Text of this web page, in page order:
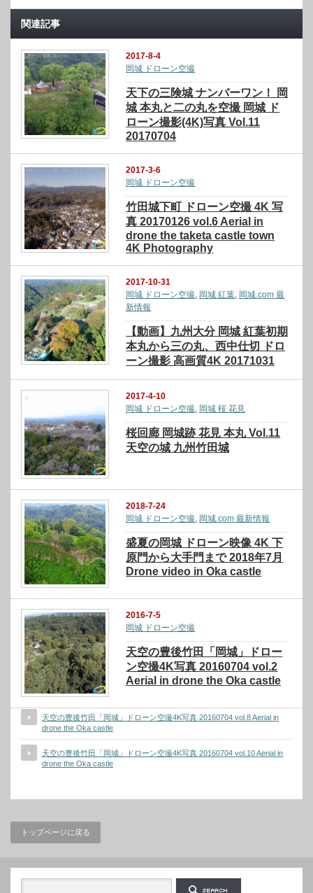
関連記事
2017-8-4
岡城 ドローン空撮
天下の三険城 ナンバーワン！ 岡
城 本丸と二の丸を空撮 岡城 ド
ローン撮影(4K)写真 Vol.11
20170704
2017-3-6
岡城 ドローン空撮
竹田城下町 ドローン空撮 4K 写
真 20170126 vol.6 Aerial in
drone the taketa castle town
4K Photography
2017-10-31
岡城 ドローン空撮, 岡城 紅葉, 岡城.com 最
新情報
【動画】九州大分 岡城 紅葉初期
本丸から三の丸、西中仕切 ドロ
ーン撮影 高画質4K 20171031
2017-4-10
岡城 ドローン空撮, 岡城 桜 花見
桜回廊 岡城跡 花見 本丸 Vol.11
天空の城 九州竹田城
2018-7-24
岡城 ドローン空撮 岡城.com 最新情報
盛夏の岡城 ドローン映像 4K 下
原門から大手門まで 2018年7月
Drone video in Oka castle
2016-7-5
岡城 ドローン空撮
天空の豊後竹田「岡城」ドロー
ン空撮4K写真 20160704 vol.2
Aerial in drone the Oka castle
天空の豊後竹田「岡城」ドローン空撮4K写真 20160704 vol.8 Aerial in
drone the Oka castle
天空の豊後竹田「岡城」ドローン空撮4K写真 20160704 vol.10 Aerial in
drone the Oka castle
トップページに戻る